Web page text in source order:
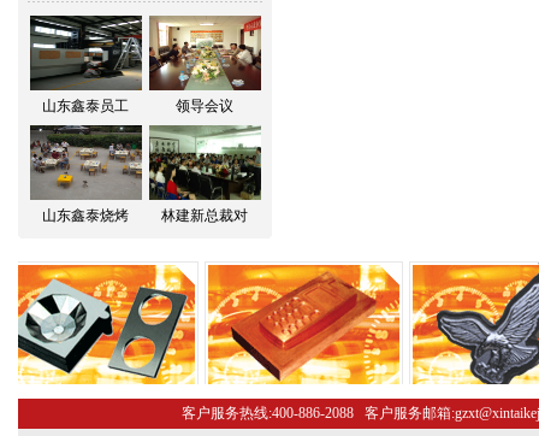
山东鑫泰员工 领导会议
山东鑫泰烧烤 林建新总裁对
客户服务热线:400-886-2088 客户服务邮箱